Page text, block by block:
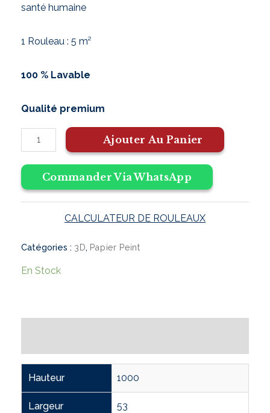
santé humaine
1 Rouleau : 5 m²
100 % Lavable
Qualité premium
Ajouter Au Panier
Commander Via WhatsApp
CALCULATEUR DE ROULEAUX
Catégories : 3D, Papier Peint
En Stock
Hauteur 1000
Largeur 53